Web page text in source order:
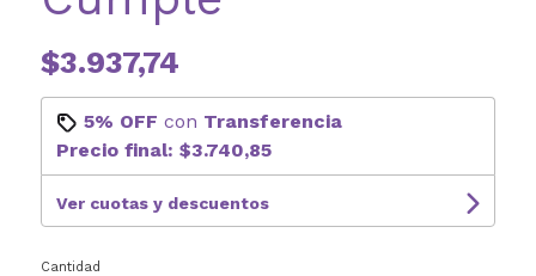
$3.937,74
5% OFF con Transferencia
Precio final: $3.740,85
Ver cuotas y descuentos
Cantidad